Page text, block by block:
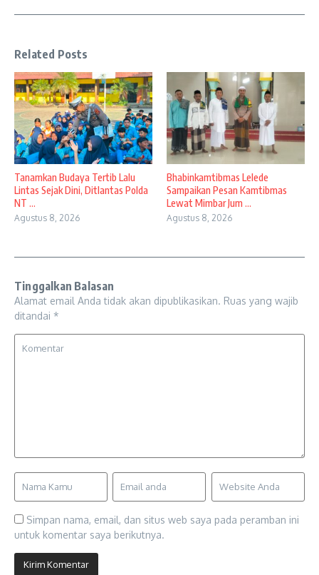
Related Posts
Tanamkan Budaya Tertib Lalu
Lintas Sejak Dini, Ditlantas Polda
NT ...
Agustus 8, 2026
Bhabinkamtibmas Lelede
Sampaikan Pesan Kamtibmas
Lewat Mimbar Jum ...
Agustus 8, 2026
Tinggalkan Balasan
Alamat email Anda tidak akan dipublikasikan. Ruas yang wajib
ditandai *
Simpan nama, email, dan situs web saya pada peramban ini
untuk komentar saya berikutnya.